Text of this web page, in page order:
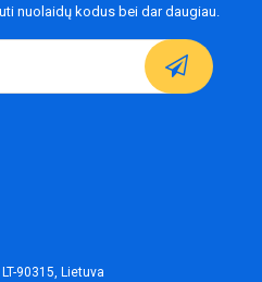
nuolaidų kodus bei dar daugiau.
90315, Lietuva